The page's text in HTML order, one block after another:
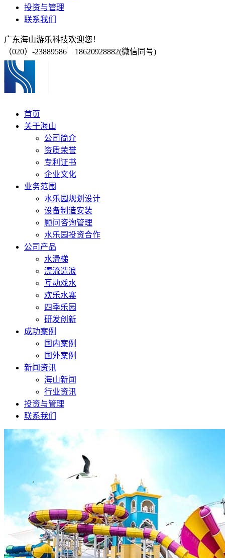
投资与管理
联系我们
广东海山游乐科技欢迎您！
（020）-23889586 18620928882(微信同号)
首页
关于海山
公司简介
资质荣誉
专利证书
企业文化
业务范围
水乐园规划设计
设备制造安装
顾问咨询管理
水乐园投资合作
公司产品
水滑梯
漂流造浪
互动戏水
欢乐水寨
四季乐园
研发创新
成功案例
国内案例
国外案例
新闻资讯
海山新闻
行业资讯
投资与管理
联系我们